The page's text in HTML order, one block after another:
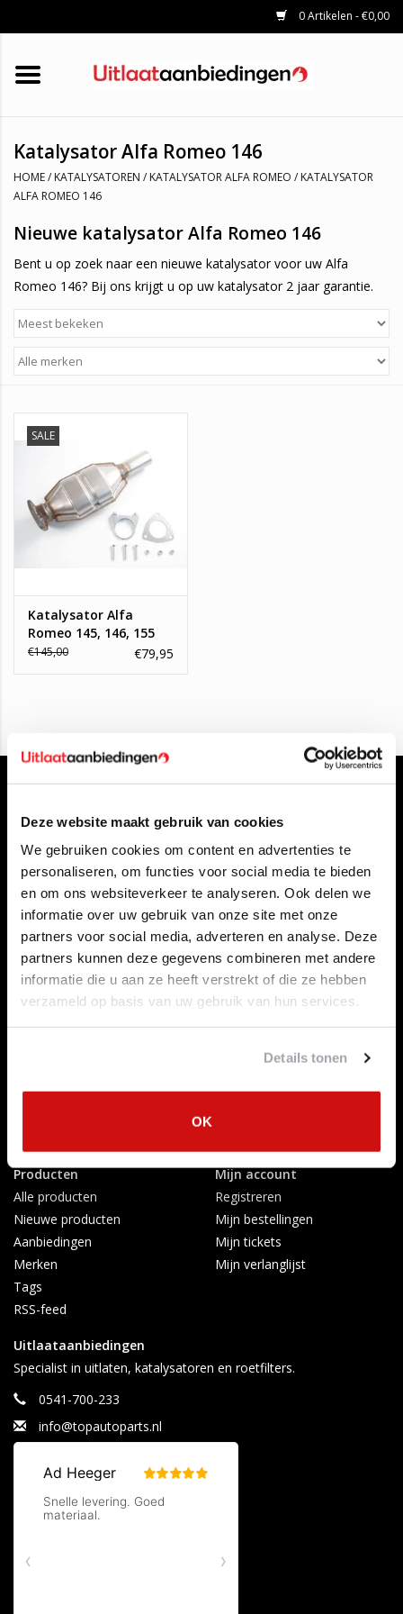
Deze website maakt gebruik van cookies
We gebruiken cookies om content en advertenties te
personaliseren, om functies voor social media te bieden
en om ons websiteverkeer te analyseren. Ook delen we
informatie over uw gebruik van onze site met onze
partners voor social media, adverteren en analyse. Deze
partners kunnen deze gegevens combineren met andere
informatie die u aan ze heeft verstrekt of die ze hebben
verzameld op basis van uw gebruik van hun services.
Details tonen
OK
0 Artikelen - €0,00
HOME
KATALYSATOREN
UNIVERSELE UITLAATDELEN
MERKEN
Katalysator Alfa Romeo 146
HOME/ KATALYSATOREN / KATALYSATOR ALFA ROMEO / KATALYSATOR
ALFA ROMEO 146
Nieuwe katalysator Alfa Romeo 146
Bent u op zoek naar een nieuwe katalysator voor uw Alfa
Romeo 146? Bij ons krijgt u op uw katalysator 2 jaar garantie.
Vanwege onze grote voorraad kunnen we artikelen zeer snel
leveren. Weet u niet zeker welke katalysator u nodig bent?
Neem dan gerust contact met ons op:
Mail:info@topautoparts.nl
Of stel uw vraag in onze chatfunctie.
SALE
Katalysator Alfa
Romeo 145, 146, 155
€145,00 €79,95
Klantenservice
Contact opnemen
Over ons
Betaalmethoden
Algemene voorwaarden
Herroepingsrecht
Privacy Policy
Klachten
Producten
Alle producten
Nieuwe producten
Aanbiedingen
Merken
Tags
RSS-feed
Mijn account
Registreren
Mijn bestellingen
Mijn tickets
Mijn verlanglijst
Uitlaataanbiedingen
Specialist in uitlaten, katalysatoren en roetfilters.
0541-700-233
info@topautoparts.nl